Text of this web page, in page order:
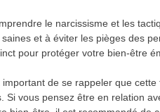
le narcissisme et les
et à éviter les pièges des
pour protéger votre bien-être
important de se rappeler que
Si vous pensez être en relation